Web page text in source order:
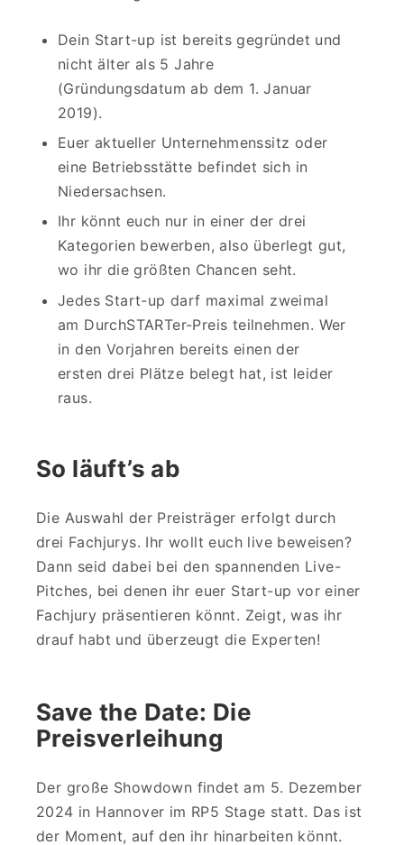
Dein Start-up ist bereits gegründet und
nicht älter als 5 Jahre
(Gründungsdatum ab dem 1. Januar
2019).
Euer aktueller Unternehmenssitz oder
eine Betriebsstätte befindet sich in
Niedersachsen.
Ihr könnt euch nur in einer der drei
Kategorien bewerben, also überlegt gut,
wo ihr die größten Chancen seht.
Jedes Start-up darf maximal zweimal
am DurchSTARTer-Preis teilnehmen. Wer
in den Vorjahren bereits einen der
ersten drei Plätze belegt hat, ist leider
raus.
So läuft’s ab
Die Auswahl der Preisträger erfolgt durch
drei Fachjurys. Ihr wollt euch live beweisen?
Dann seid dabei bei den spannenden Live-
Pitches, bei denen ihr euer Start-up vor einer
Fachjury präsentieren könnt. Zeigt, was ihr
drauf habt und überzeugt die Experten!
Save the Date: Die
Preisverleihung
Der große Showdown findet am 5. Dezember
2024 in Hannover im RP5 Stage statt. Das ist
der Moment, auf den ihr hinarbeiten könnt.